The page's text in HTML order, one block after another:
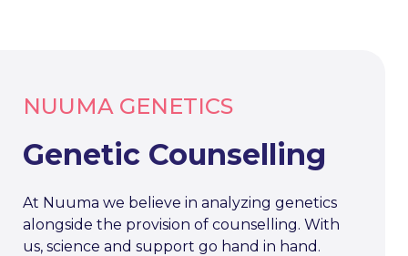
NUUMA GENETICS
Genetic Counselling
At Nuuma we believe in analyzing genetics
alongside the provision of counselling. With
us, science and support go hand in hand.